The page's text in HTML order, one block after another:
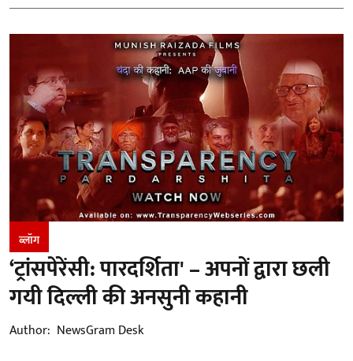
ब्लॉग
‘ट्रांसपेरेंसी: पारदर्शिता' – अपनों द्वारा छली
गयी दिल्ली की अनसुनी कहानी
Author: NewsGram Desk